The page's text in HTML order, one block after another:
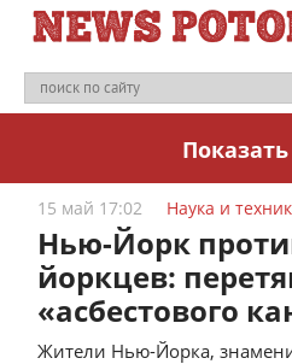
15 май 17:02 Наука и
Нью-Йорк
йоркцев:
«асбестового
Жители Нью-Йорка,